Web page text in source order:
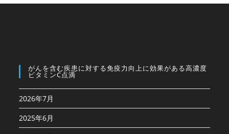
がんを含む疾患に対する免疫⼒向上に効果がある高濃度
ビタミンC点滴
2026年7月
2025年6月